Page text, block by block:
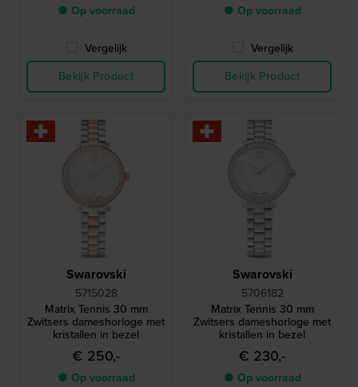
● Op voorraad
Vergelijk
Bekijk Product
● Op voorraad
Vergelijk
Bekijk Product
Swarovski
5715028
Matrix Tennis 30 mm
Zwitsers dameshorloge met
kristallen in bezel
€ 250,-
● Op voorraad
Swarovski
5706182
Matrix Tennis 30 mm
Zwitsers dameshorloge met
kristallen in bezel
€ 230,-
● Op voorraad